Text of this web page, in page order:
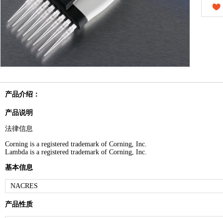
产品介绍：
产品说明
法律信息
Corning is a registered trademark of Corning, Inc.
Lambda is a registered trademark of Corning, Inc.
基本信息
NACRES
产品性质